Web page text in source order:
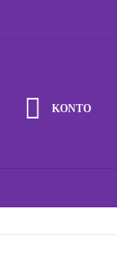
KONTO
Napisz wiadomość